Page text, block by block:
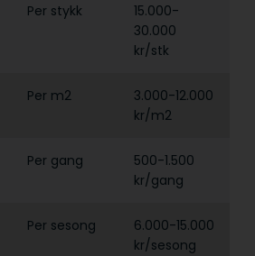
Per stykk
15.000-
30.000
kr/stk
Per m2
3.000-12.000
kr/m2
Per gang
500-1.500
kr/gang
Per sesong
6.000-15.000
kr/sesong